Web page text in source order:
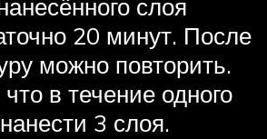
слоя
20 минут. После
можно повторить.
в течение одного
3 слоя.